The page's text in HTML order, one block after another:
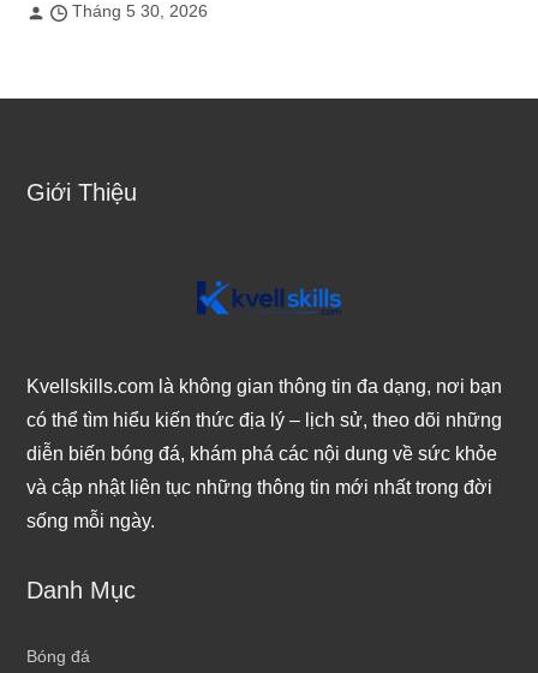
Tháng 5 30, 2026
Giới Thiệu
Kvellskills.com là không gian thông tin đa dạng, nơi bạn
có thể tìm hiểu kiến thức địa lý – lịch sử, theo dõi những
diễn biến bóng đá, khám phá các nội dung về sức khỏe
và cập nhật liên tục những thông tin mới nhất trong đời
sống mỗi ngày.
Danh Mục
Bóng đá